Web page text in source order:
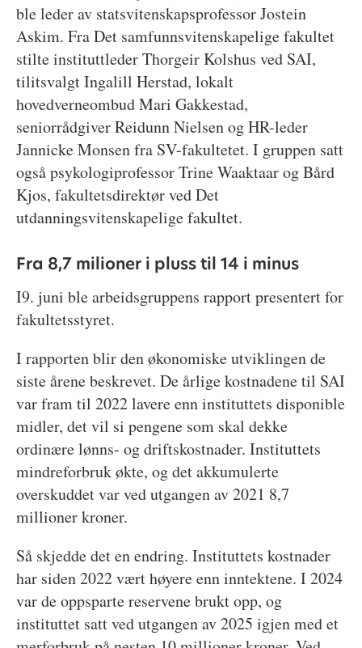
ble leder av statsvitenskapsprofessor Jostein
Askim. Fra Det samfunnsvitenskapelige fakultet
stilte instituttleder Thorgeir Kolshus ved SAI,
tilitsvalgt Ingalill Herstad, lokalt
hovedverneombud Mari Gakkestad,
seniorrådgiver Reidunn Nielsen og HR-leder
Jannicke Monsen fra SV-fakultetet. I gruppen satt
også psykologiprofessor Trine Waaktaar og Bård
Kjos, fakultetsdirektør ved Det
utdanningsvitenskapelige fakultet.
Fra 8,7 milioner i pluss til 14 i minus
I9. juni ble arbeidsgruppens rapport presentert for
fakultetsstyret.
I rapporten blir den økonomiske utviklingen de
siste årene beskrevet. De årlige kostnadene til SAI
var fram til 2022 lavere enn instituttets disponible
midler, det vil si pengene som skal dekke
ordinære lønns- og driftskostnader. Instituttets
mindreforbruk økte, og det akkumulerte
overskuddet var ved utgangen av 2021 8,7
millioner kroner.
Så skjedde det en endring. Instituttets kostnader
har siden 2022 vært høyere enn inntektene. I 2024
var de oppsparte reservene brukt opp, og
instituttet satt ved utgangen av 2025 igjen med et